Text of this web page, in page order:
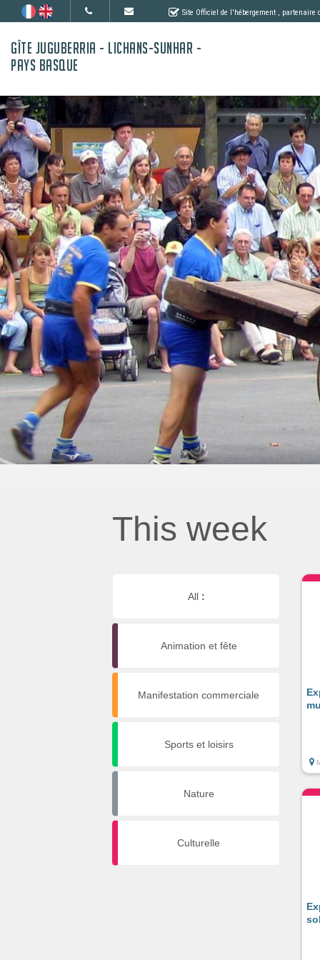
Site Officiel de l'hébergement , partenaire
GÎTE JUGUBERRIA - LICHANS-SUNHAR -
PAYS BASQUE
This week
All :
Animation et fête
Manifestation commerciale
Sports et loisirs
Nature
Culturelle